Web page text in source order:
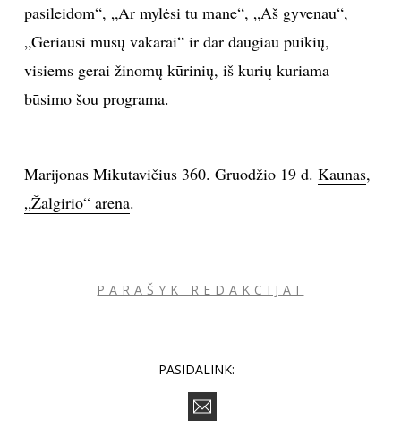
pasileidom“, „Ar mylėsi tu mane“, „Aš gyvenau“,
„Geriausi mūsų vakarai“ ir dar daugiau puikių,
visiems gerai žinomų kūrinių, iš kurių kuriama
būsimo šou programa.
Marijonas Mikutavičius 360. Gruodžio 19 d. Kaunas,
„Žalgirio“ arena.
PARAŠYK REDAKCIJAI
PASIDALINK: